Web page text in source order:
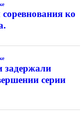
ко
задержали
серии